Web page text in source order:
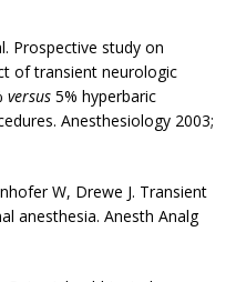
Prospective study on
of transient neurologic
versus 5% hyperbaric
Anesthesiology 2003;
W, Drewe J. Transient
anesthesia. Anesth Analg